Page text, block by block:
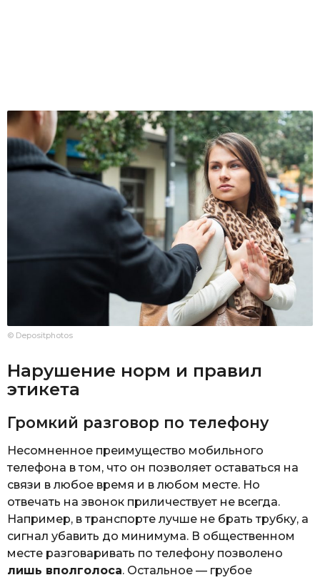
© Depositphotos
Нарушение норм и правил
этикета
Громкий разговор по телефону
Несомненное преимущество мобильного
телефона в том, что он позволяет оставаться на
связи в любое время и в любом месте. Но
отвечать на звонок приличествует не всегда.
Например, в транспорте лучше не брать трубку, а
сигнал убавить до минимума. В общественном
месте разговаривать по телефону позволено
лишь вполголоса. Остальное — грубое